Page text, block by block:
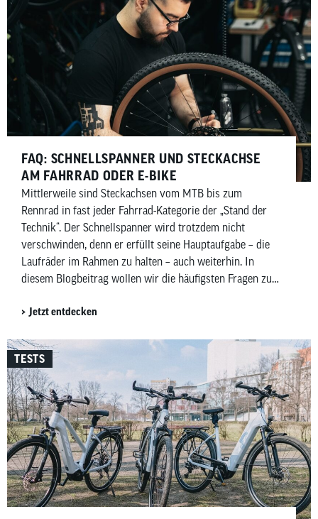
FAQ: SCHNELLSPANNER UND STECKACHSE
AM FAHRRAD ODER E-BIKE
Mittlerweile sind Steckachsen vom MTB bis zum
Rennrad in fast jeder Fahrrad-Kategorie der „Stand der
Technik“. Der Schnellspanner wird trotzdem nicht
verschwinden, denn er erfüllt seine Hauptaufgabe – die
Laufräder im Rahmen zu halten – auch weiterhin. In
diesem Blogbeitrag wollen wir die häufigsten Fragen zu
geben dir, für beide Varianten, Tipps, wie das Montieren
Jetzt entdecken
TESTS